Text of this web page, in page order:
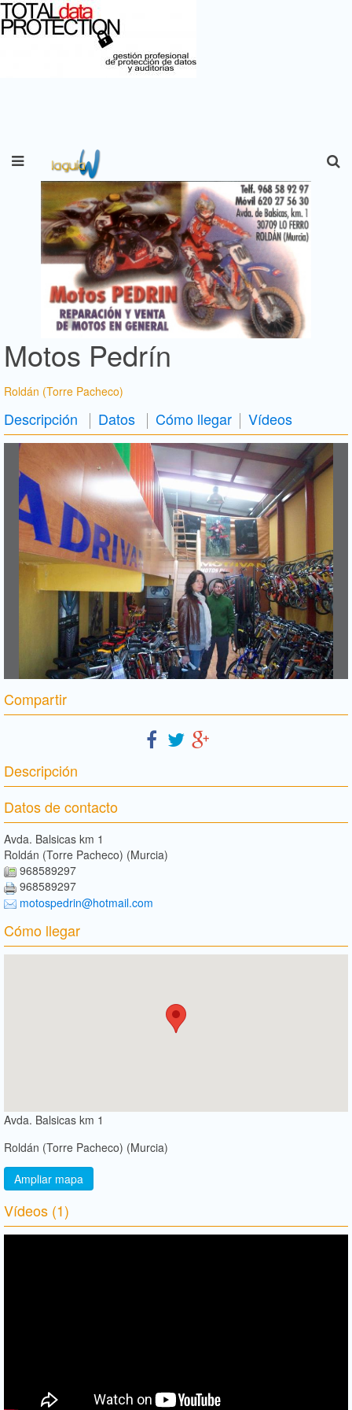
Motos Pedrín
Roldán (Torre Pacheco)
Descripción Datos Cómo llegar Vídeos
Compartir
Descripción
Datos de contacto
Avda. Balsicas km 1
Roldán (Torre Pacheco) (Murcia)
968589297
968589297
motospedrin@hotmail.com
Cómo llegar
Avda. Balsicas km 1
Roldán (Torre Pacheco) (Murcia)
Ampliar mapa
Vídeos (1)